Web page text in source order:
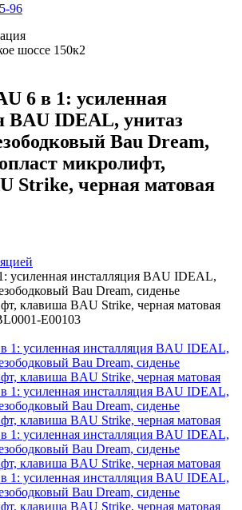
96
шоссе 150к2
6 в 1: усиленная
BAU IDEAL, унитаз
Bau Dream,
микролифт,
Strike, черная матовая
усиленная инсталляция BAU IDEAL,
Bau Dream, сиденье
клавиша BAU Strike, черная матовая
E00103